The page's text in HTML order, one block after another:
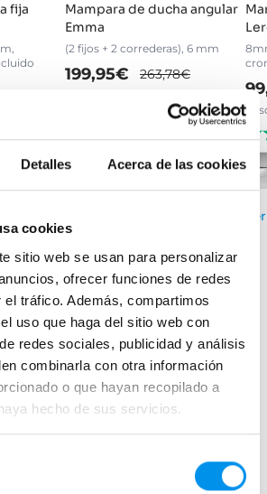
Detalles Acerca de las cookies
cookies
sitio web se usan para personalizar
ofrecer funciones de redes
tráfico. Además, compartimos
uso que haga del sitio web con
redes sociales, publicidad y análisis
combinarla con otra información
o que hayan recopilado a
hecho de sus servicios.
fija
Mampara de ducha angular
Emma
(2 fijos + 2 correderas), 6 mm
199,95€ 263,78€
(62)